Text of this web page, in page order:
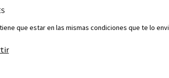
que estar en las mismas condiciones que te lo